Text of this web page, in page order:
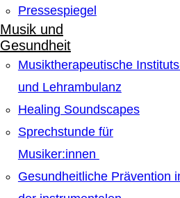
Pressespiegel
Musik und
Gesundheit
Musiktherapeutische
und Lehrambulanz
Healing Soundscapes
Sprechstunde für
Musiker:innen
Gesundheitliche Prävention